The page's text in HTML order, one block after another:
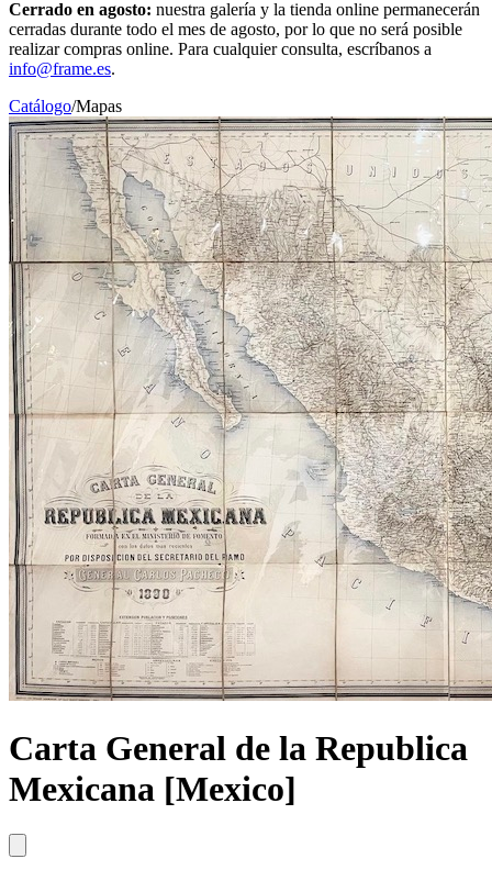
Cerrado en agosto: nuestra galería y la tienda online permanecerán
cerradas durante todo el mes de agosto, por lo que no será posible
realizar compras online. Para cualquier consulta, escríbanos a
info@frame.es.
Catálogo/Mapas
Carta General de la Republica
Mexicana [Mexico]